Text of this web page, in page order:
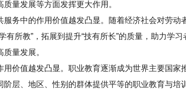
量发展等方面发挥更大作用。
服务中的作用价值越发凸显。随着经济社会对劳动
有所教”，拓展到提升“技有所长”的质量，助力学
量发展。
用价值越发凸显。职业教育逐渐成为世界主要国家
阶层、地区、性别的群体提供平等的职业教育与培